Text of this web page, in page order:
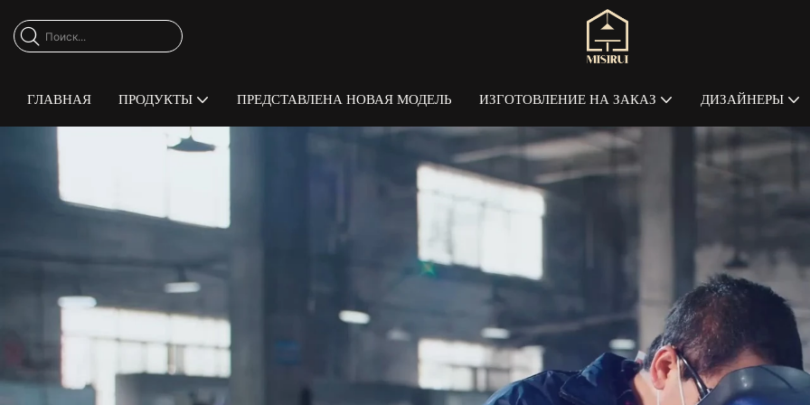
ГЛАВНАЯ ПРОДУКТЫ ПРЕДСТАВЛЕНА ​​НОВАЯ МОДЕЛЬ ИЗГОТОВЛЕНИЕ НА ЗАКАЗ ДИЗАЙНЕРЫ